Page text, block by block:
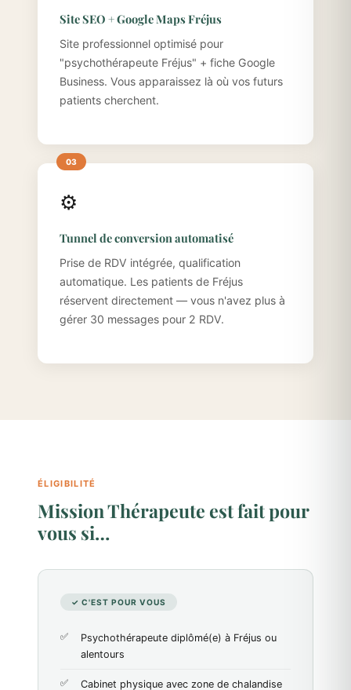
Site SEO + Google Maps Fréjus
Site professionnel optimisé pour
"psychothérapeute Fréjus" + fiche Google
Business. Vous apparaissez là où vos futurs
patients cherchent.
⚙️
Tunnel de conversion automatisé
Prise de RDV intégrée, qualification
automatique. Les patients de Fréjus
réservent directement — vous n'avez plus à
gérer 30 messages pour 2 RDV.
ÉLIGIBILITÉ
Mission Thérapeute est fait pour
vous si…
✓ C'EST POUR VOUS
Psychothérapeute diplômé(e) à Fréjus ou
alentours
Cabinet physique avec zone de chalandise